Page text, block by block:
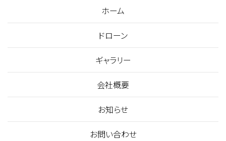
ホーム
ドローン
ギャラリー
会社概要
お知らせ
お問い合わせ